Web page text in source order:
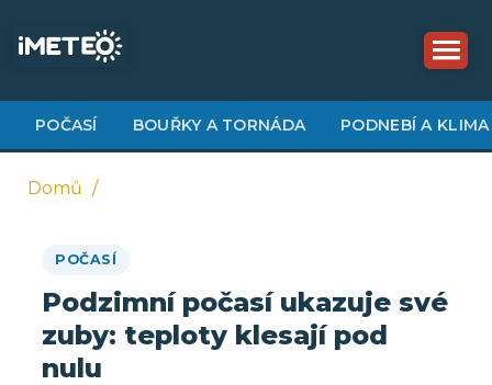
obsahu
POČASÍ BOUŘKY A TORNÁDA PODNEBÍ A KLIMA
navigace
Domů
POČASÍ
Podzimní počasí ukazuje své
zuby: teploty klesají pod
nulu